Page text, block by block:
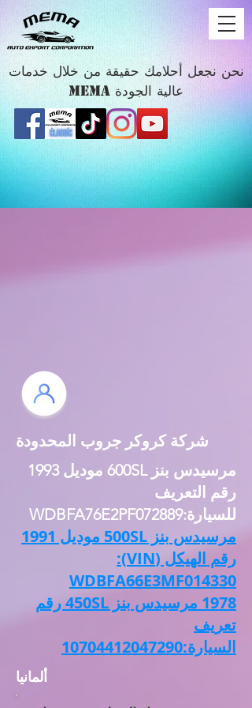
نحن نجعل أحلامك حقيقة من خلال خدمات
MEMA عالية الجودة
شركة كروكر جروب المحدودة
مرسيدس بنز 600SL موديل 1993
رقم التعريف
للسيارة:WDBFA76E2PF072889
مرسيدس بنز 500SL موديل 1991
رقم الهيكل (VIN):
WDBFA66E3MF014330
1978 مرسيدس بنز 450SL رقم
تعريف
السيارة:10704412047290
ألمانيا